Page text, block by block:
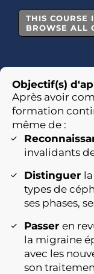
THIS COURSE
BROWSE ALL
Objectif(s)
Après avoir
formation
même de :
invalidants
Distinguer
types de
ses phases,
Passer en
la migraine
avec les
son